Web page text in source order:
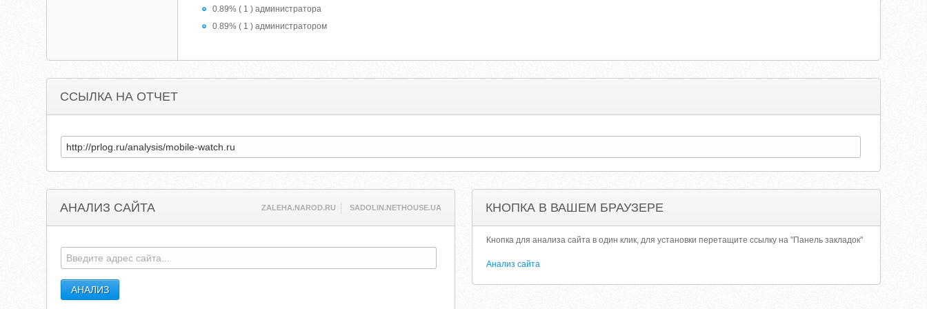
0.89% ( 1 ) администратора
0.89% ( 1 ) администратором
ССЫЛКА НА ОТЧЕТ
АНАЛИЗ САЙТА ZALEHA.NAROD.RU SADOLIN.NETHOUSE.UA КНОПКА В ВАШЕМ БРАУЗЕРЕ
Кнопка для анализа сайта в один клик, для установки перетащите ссылку на "Панель закладок"
Анализ сайта